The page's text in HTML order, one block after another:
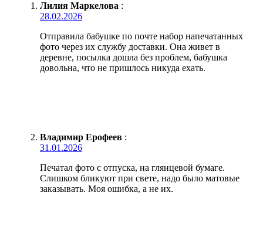
Лилия Маркелова :
28.02.2026
Отправила бабушке по почте набор напечатанных
фото через их службу доставки. Она живет в
деревне, посылка дошла без проблем, бабушка
довольна, что не пришлось никуда ехать.
Владимир Ерофеев :
31.01.2026
Печатал фото с отпуска, на глянцевой бумаге.
Слишком бликуют при свете, надо было матовые
заказывать. Моя ошибка, а не их.